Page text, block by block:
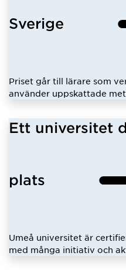
Sverige
Priset går till lärare som
använder uppskattade
Ett universitet
plats
Umeå universitet är
med många initiativ och